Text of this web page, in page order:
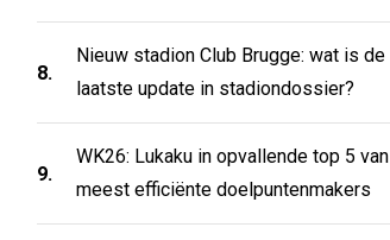
8.
Nieuw stadion Club Brugge: wat is de
laatste update in stadiondossier?
9.
WK26: Lukaku in opvallende top 5 van
meest efficiënte doelpuntenmakers